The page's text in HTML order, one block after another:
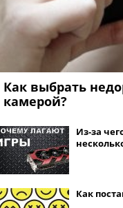
Как выбрать
камерой?
Из-за
Как